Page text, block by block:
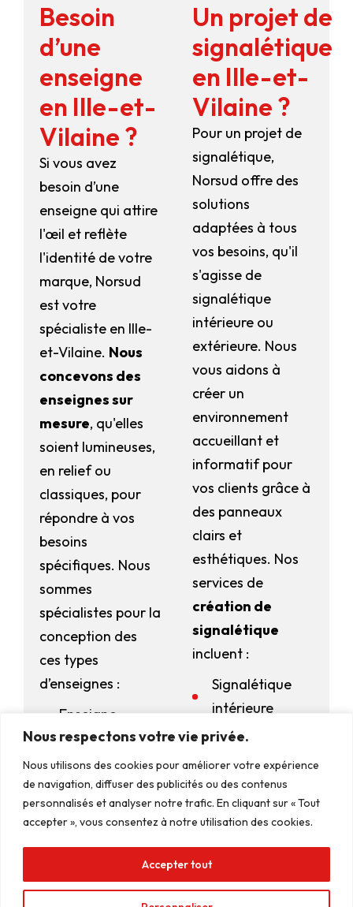
Manage Consent
To provide the best experiences, we use technologies like cookies to
store and/or access device information. Consenting to these
technologies will allow us to process data such as browsing behavior or
unique IDs on this site. Not consenting or withdrawing consent, may
adversely affect certain features and functions.
Accept
Nous respectons votre vie privée.
Nous utilisons des cookies pour améliorer votre expérience
de navigation, diffuser des publicités ou des contenus
personnalisés et analyser notre trafic. En cliquant sur « Tout
accepter », vous consentez à notre utilisation des cookies.
Accepter tout
Besoin
d’une
enseigne
en Ille-et-
Vilaine ?
Si vous avez
besoin d’une
enseigne qui attire
l'œil et reflète
l'identité de votre
marque, Norsud
est votre
spécialiste en Ille-
et-Vilaine. Nous
concevons des
enseignes sur
mesure, qu'elles
soient lumineuses,
en relief ou
classiques, pour
répondre à vos
besoins
spécifiques. Nous
sommes
spécialistes pour la
conception des
ces types
d’enseignes :
Enseigne
caisson
Lettre boîtier
Enseigne
lumineuse
bandeau
Un projet de
signalétique
en Ille-et-
Vilaine ?
Pour un projet de
signalétique,
Norsud offre des
solutions
adaptées à tous
vos besoins, qu'il
s'agisse de
signalétique
intérieure ou
extérieure. Nous
vous aidons à
créer un
environnement
accueillant et
informatif pour
vos clients grâce à
des panneaux
clairs et
esthétiques. Nos
services de
création de
signalétique
incluent :
Signalétique
intérieure
Signalétique
extérieure
Signalétique
directionnelle
Totem